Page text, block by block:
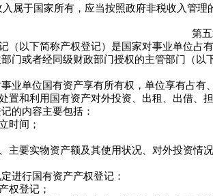
属于国家所有，应当按照政府非税收入管理
第
下简称产权登记）是国家对事业单位占有
或者经同级财政部门授权的主管部门（以
单位国有资产享有所有权，单位享有占有
和利用国有资产对外投资、出租、出借、担
的内容主要包括：
时间；
要实物资产额及其使用状况、对外投资情况
行国有资产产权登记：
权登记；